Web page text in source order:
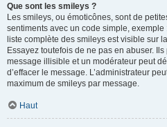
Que sont les smileys ?
Les smileys, ou émoticônes, sont de
sentiments avec un code simple,
liste complète des smileys est visible sur
Essayez toutefois de ne pas en abuser.
message illisible et un modérateur peut
d’effacer le message. L’administrateur
maximum de smileys par message.
Haut